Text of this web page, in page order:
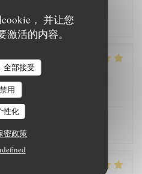
， 并让您
激活的内容。
全部接受
禁用
性化
密政策
质价比: /5
质价比